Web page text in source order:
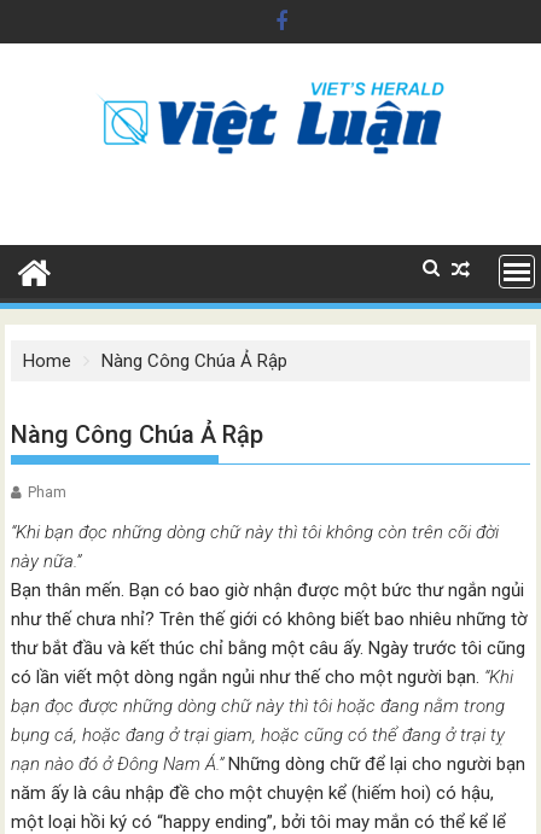
to
Home Nàng Công Chúa Ả Rập
Nàng Công Chúa Ả Rập
Pham
“Khi bạn đọc những dòng chữ này thì tôi không còn trên cõi đời
này nữa.”
Bạn thân mến. Bạn có bao giờ nhận được một bức thư ngắn ngủi
như thế chưa nhỉ? Trên thế giới có không biết bao nhiêu những tờ
thư bắt đầu và kết thúc chỉ bằng một câu ấy. Ngày trước tôi cũng
có lần viết một dòng ngắn ngủi như thế cho một người bạn. “Khi
bạn đọc được những dòng chữ này thì tôi hoặc đang nằm trong
bụng cá, hoặc đang ở trại giam, hoặc cũng có thể đang ở trại tỵ
nạn nào đó ở Đông Nam Á.”Những dòng chữ để lại cho người bạn
năm ấy là câu nhập đề cho một chuyện kể (hiếm hoi) có hậu,
một loại hồi ký có “happy ending”, bởi tôi may mắn có thể kể lể